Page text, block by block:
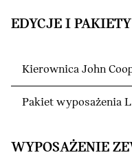
EDYCJE I PAKIETY
Kierownica John
Pakiet wyposażenia L
WYPOSAŻENIE